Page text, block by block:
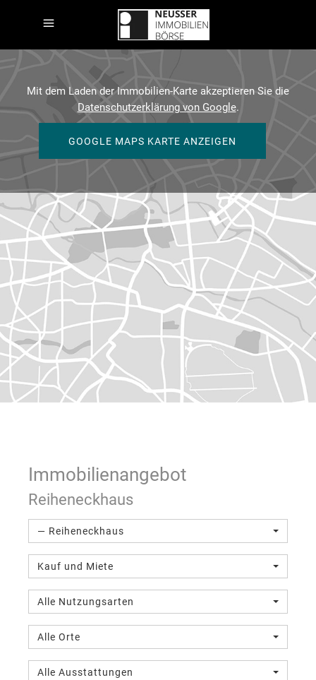
Mit dem Laden der Immobilien-Karte akzeptieren Sie die
Datenschutzerklärung von Google.
GOOGLE MAPS KARTE ANZEIGEN
Immobilien­angebot
Reiheneckhaus
— Reiheneckhaus
Kauf und Miete
Alle Nutzungsarten
Alle Orte
Alle Ausstattungen